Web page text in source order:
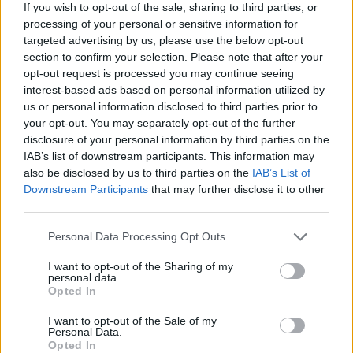
If you wish to opt-out of the sale, sharing to third parties, or
processing of your personal or sensitive information for
targeted advertising by us, please use the below opt-out
section to confirm your selection. Please note that after your
opt-out request is processed you may continue seeing
interest-based ads based on personal information utilized by
us or personal information disclosed to third parties prior to
your opt-out. You may separately opt-out of the further
disclosure of your personal information by third parties on the
IAB’s list of downstream participants. This information may
also be disclosed by us to third parties on the IAB’s List of
Downstream Participants that may further disclose it to other
Personal Data Processing Opt Outs
I want to opt-out of the Sharing of my
personal data.
Opted In
I want to opt-out of the Sale of my
Personal Data.
Opted In
Real Madridi heq dorë nga
përforcimet në mesfushë
pasi dështoi marrëveshja
me Rodrin
PSG rikthehet me ofertë
më të lartë për yllin e
Ajaxit
analizon miqësoren: Na
munguan dy sulmues, por
skuadra më kënaqi në
disa aspekte
për gjyqtarët kosovarë